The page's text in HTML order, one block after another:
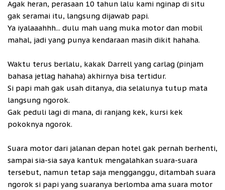
Agak heran, perasaan 10 tahun lalu kami nginap di situ
gak seramai itu, langsung dijawab papi.
Ya iyalaaahhh... dulu mah uang muka motor dan mobil
mahal, jadi yang punya kendaraan masih dikit hahaha.
Waktu terus berlalu, kakak Darrell yang carlag (pinjam
bahasa jetlag hahaha) akhirnya bisa tertidur.
Si papi mah gak usah ditanya, dia selalunya tutup mata
langsung ngorok.
Gak peduli lagi di mana, di ranjang kek, kursi kek
pokoknya ngorok.
Suara motor dari jalanan depan hotel gak pernah berhenti,
sampai sia-sia saya kantuk mengalahkan suara-suara
tersebut, namun tetap saja mengganggu, ditambah suara
ngorok si papi yang suaranya berlomba ama suara motor